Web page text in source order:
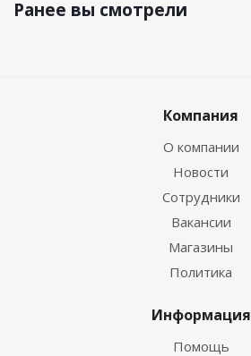
Ранее вы смотрели
Компания
О компании
Новости
Сотрудники
Вакансии
Магазины
Политика
Информация
Помощь